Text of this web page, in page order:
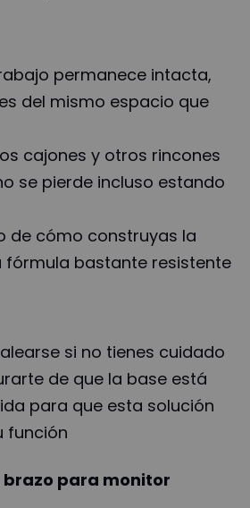
permanece intacta,
del mismo espacio que
cajones y otros rincones
se pierde incluso estando
de cómo construyas la
fórmula bastante resistente
si no tienes cuidado
de que la base está
para que esta solución
función
brazo para monitor